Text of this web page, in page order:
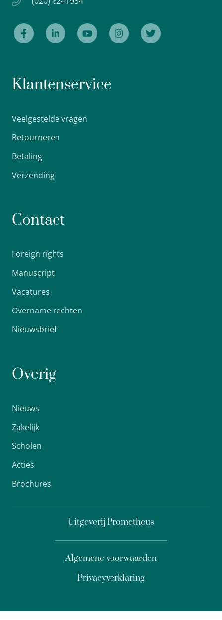
Klantenservice
Veelgestelde vragen
Retourneren
Betaling
Verzending
Contact
Foreign rights
Manuscript
Vacatures
Overname rechten
Nieuwsbrief
Overig
Nieuws
Zakelijk
Scholen
Acties
Brochures
Uitgeverij Prometheus
Privacyverklaring
Algemene voorwaarden